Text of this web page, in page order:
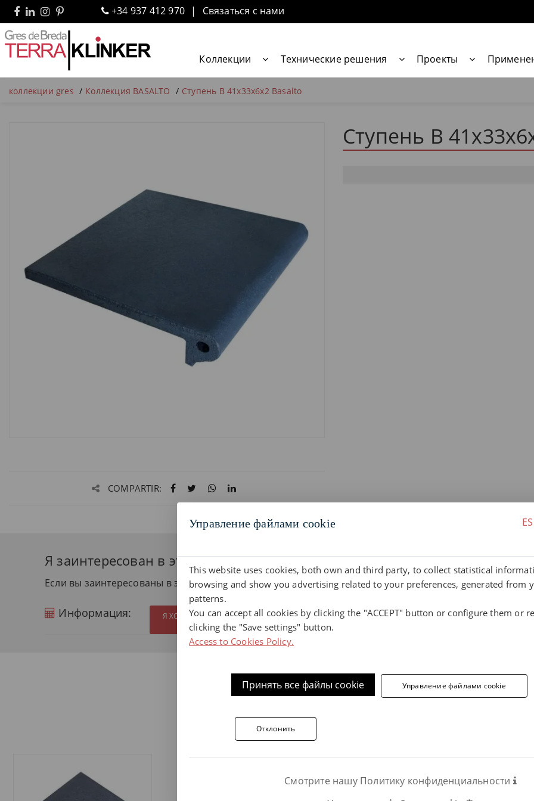
+34 937 412 970 Связаться с нами
Коллекции Технические решения Проекты
коллекции gres Коллекция BASALTO Ступень В 41x33x6x2 Basalto
COMPARTIR:
Ступень В
Я заинтересован в этом продукте
Если вы заинтересованы в этом продукте и хотите получить дополнительную информацию,
Информация: Я ХОТЕЛ БЫ ПОЛУЧИТЬ ДОПОЛНИТЕЛЬНУЮ ИНФОРМАЦИЮ Телефон:
Управление файлами cookie ES
This website uses cookies, both own and third party, to collect statistical
browsing and show you advertising related to your preferences, generated from
patterns.
You can accept all cookies by clicking the "ACCEPT" button or configure them or
clicking the "Save settings" button.
Access to Cookies Policy.
Принять все файлы cookie Управление файлами cookie
Отклонить
Смотрите нашу Политику конфиденциальности